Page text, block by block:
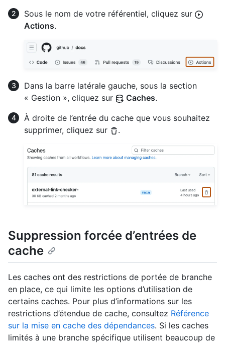
Sous le nom de votre référentiel, cliquez sur
Actions.
Dans la barre latérale gauche, sous la section
« Gestion », cliquez sur
Caches.
À droite de l’entrée du cache que vous souhaitez
supprimer, cliquez sur
.
Suppression forcée d’entrées de
cache
Les caches ont des restrictions de portée de branche
en place, ce qui limite les options d’utilisation de
certains caches. Pour plus d’informations sur les
restrictions d’étendue de cache, consultez Référence
sur la mise en cache des dépendances. Si les caches
limités à une branche spécifique utilisent beaucoup de